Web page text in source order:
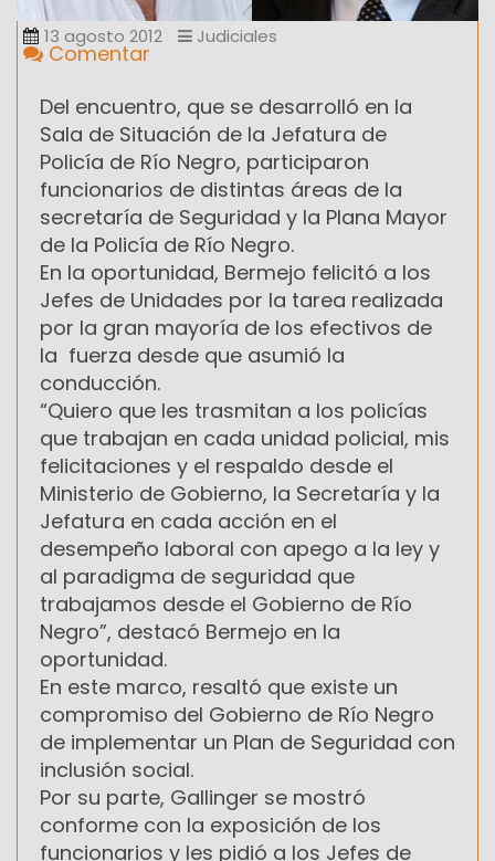
13 agosto 2012 Judiciales
Comentar
Del encuentro, que se desarrolló en la
Sala de Situación de la Jefatura de
Policía de Río Negro, participaron
funcionarios de distintas áreas de la
secretaría de Seguridad y la Plana Mayor
de la Policía de Río Negro.
En la oportunidad, Bermejo felicitó a los
Jefes de Unidades por la tarea realizada
por la gran mayoría de los efectivos de
la fuerza desde que asumió la
conducción.
“Quiero que les trasmitan a los policías
que trabajan en cada unidad policial, mis
felicitaciones y el respaldo desde el
Ministerio de Gobierno, la Secretaría y la
Jefatura en cada acción en el
desempeño laboral con apego a la ley y
al paradigma de seguridad que
trabajamos desde el Gobierno de Río
Negro”, destacó Bermejo en la
oportunidad.
En este marco, resaltó que existe un
compromiso del Gobierno de Río Negro
de implementar un Plan de Seguridad con
inclusión social.
Por su parte, Gallinger se mostró
conforme con la exposición de los
funcionarios y les pidió a los Jefes de